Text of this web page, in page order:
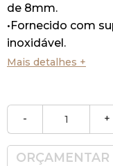
de 8mm.
•Fornecido com
inoxidável.
Mais detalhes +
- +
ORÇAMENTAR